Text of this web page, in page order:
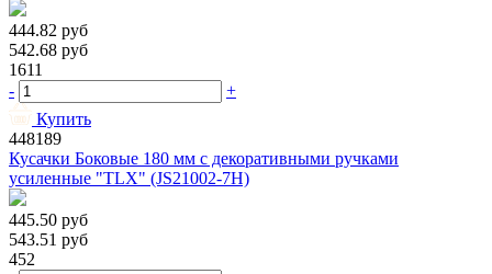
444.82 руб
542.68 руб
1611
-
+
Купить
448189
Кусачки Боковые 180 мм с декоративными ручками
усиленные "TLX" (JS21002-7H)
445.50 руб
543.51 руб
452